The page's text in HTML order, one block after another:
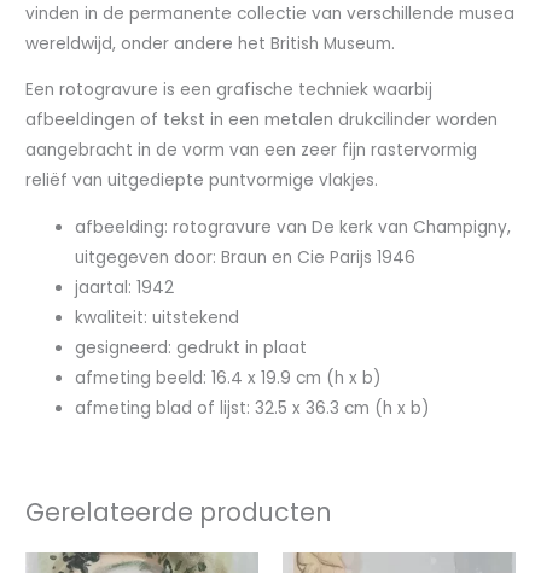
vinden in de permanente collectie van verschillende musea
wereldwijd, onder andere het British Museum.
Een rotogravure is een grafische techniek waarbij
afbeeldingen of tekst in een metalen drukcilinder worden
aangebracht in de vorm van een zeer fijn rastervormig
reliëf van uitgediepte puntvormige vlakjes.
afbeelding: rotogravure van De kerk van Champigny,
uitgegeven door: Braun en Cie Parijs 1946
jaartal: 1942
kwaliteit: uitstekend
gesigneerd: gedrukt in plaat
afmeting beeld: 16.4 x 19.9 cm (h x b)
afmeting blad of lijst: 32.5 x 36.3 cm (h x b)
Gerelateerde producten